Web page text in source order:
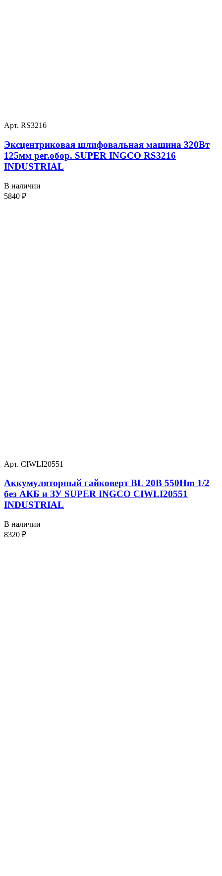
Арт. RS3216
Эксцентриковая шлифовальная машина 320Вт
125мм рег.обор. SUPER INGCO RS3216
INDUSTRIAL
В наличии
5840 ₽
Арт. CIWLI20551
Аккумуляторный гайковерт BL 20В 550Hm 1/2
без АКБ и ЗУ SUPER INGCO CIWLI20551
INDUSTRIAL
В наличии
8320 ₽